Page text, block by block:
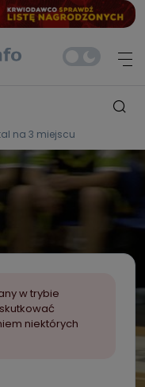
na 3 miejscu
w trybie
niektórych